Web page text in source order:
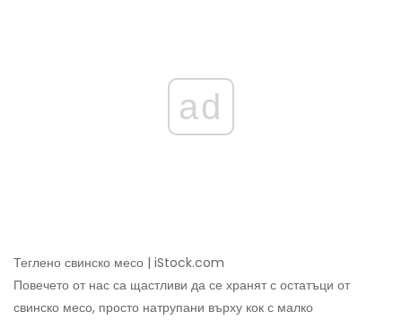
ad
Теглено свинско месо | iStock.com
Повечето от нас са щастливи да се хранят с остатъци от
свинско месо, просто натрупани върху кок с малко